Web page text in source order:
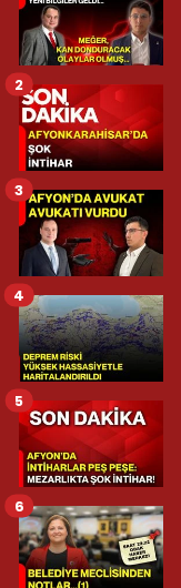
2
3
4
5
6